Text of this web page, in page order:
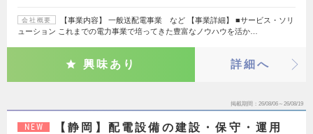
会社概要
【事業内容】 一般送配電事業 など 【事業詳細】 ■サービス・ソリ
ューション これまでの電力事業で培ってきた豊富なノウハウを活か…
興味あり 詳細へ
掲載期間 26/08/06～26/08/19
NEW
【静岡】配電設備の建設・保守・運用